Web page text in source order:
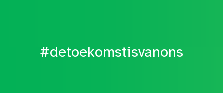
#detoekomstisvanons